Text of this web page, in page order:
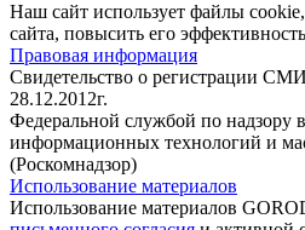
Наш сайт использует файлы
сайта, повысить его
Правовая информация
Свидетельство о регистрации
28.12.2012г.
Федеральной службой по надзору
информационных технологий и
(Роскомнадзор)
Использование материалов
Использование материалов